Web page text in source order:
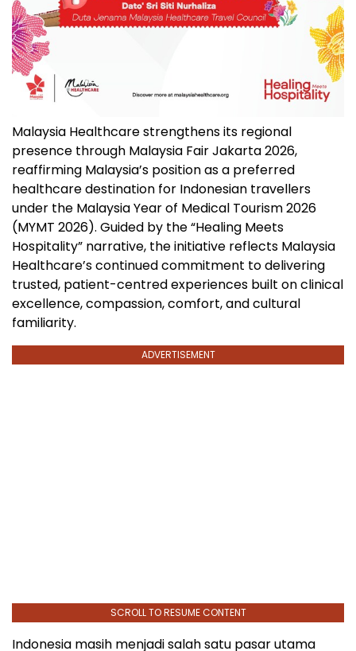
Malaysia Healthcare strengthens its regional
presence through Malaysia Fair Jakarta 2026,
reaffirming Malaysia’s position as a preferred
healthcare destination for Indonesian travellers
under the Malaysia Year of Medical Tourism 2026
(MYMT 2026). Guided by the “Healing Meets
Hospitality” narrative, the initiative reflects Malaysia
Healthcare’s continued commitment to delivering
trusted, patient-centred experiences built on clinical
excellence, compassion, comfort, and cultural
familiarity.
ADVERTISEMENT
SCROLL TO RESUME CONTENT
Indonesia masih menjadi salah satu pasar utama